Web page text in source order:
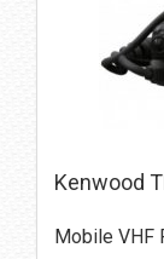
Kenwood
Mobile VHF